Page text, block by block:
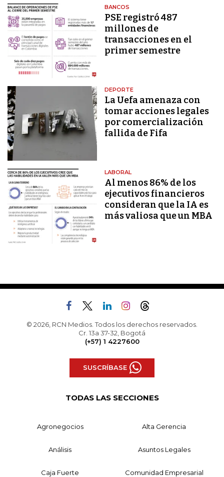
BANCOS
PSE registró 487
millones de
transacciones en el
primer semestre
DEPORTE
La Uefa amenaza con
tomar acciones legales
por comercialización
fallida de Fifa
LABORAL
Al menos 86% de los
ejecutivos financieros
consideran que la IA es
más valiosa que un MBA
© 2026, RCN Medios. Todos los derechos reservados.
Cr. 13a 37-32, Bogotá
(+57) 1 4227600
SUSCRÍBASE
TODAS LAS SECCIONES
Agronegocios Alta Gerencia
Análisis Asuntos Legales
Caja Fuerte Comunidad Empresarial